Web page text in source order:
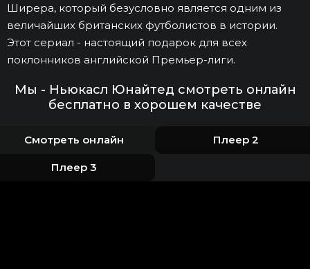
Ширера, который безусловно является одним из
величайших британских футболистов в истории.
Этот сериал - настоящий подарок для всех
поклонников английской Премьер-лиги.
Мы - Ньюкасл Юнайтед смотреть онлайн
бесплатно в хорошем качестве
Смотреть онлайн Плеер 2
Плеер 3